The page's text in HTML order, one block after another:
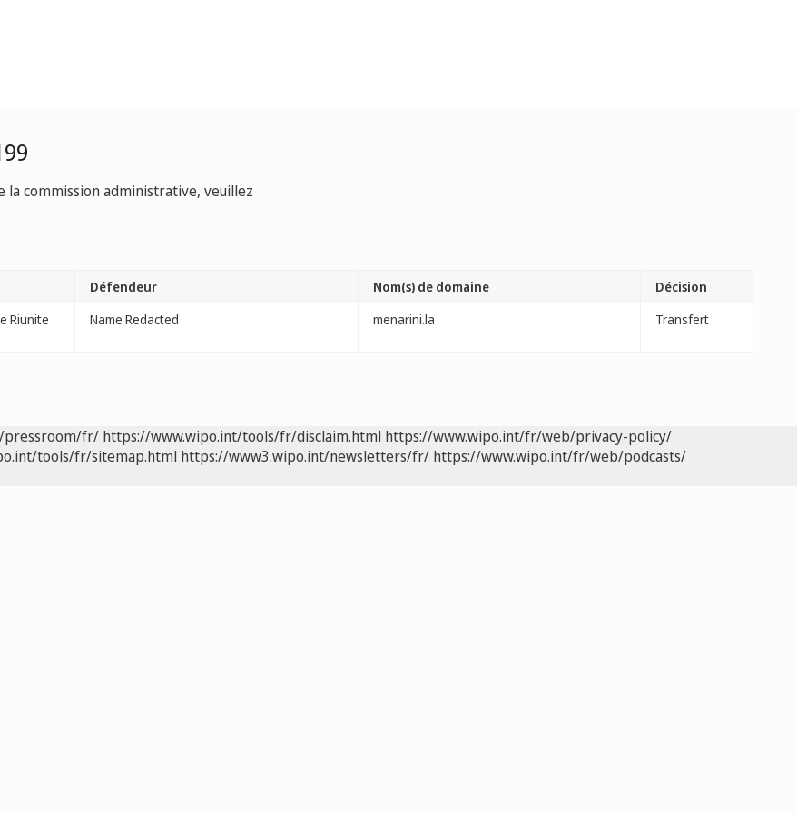
la commission administrative, veuillez
Défendeur Nom(s) de domaine
Décision
Riunite
Name Redacted menarini.la Transfert
pressroom/fr/ https://www.wipo.int/tools/fr/disclaim.html https://www.wipo.int/fr/web/privacy-policy/
tools/fr/sitemap.html https://www3.wipo.int/newsletters/fr/ https://www.wipo.int/fr/web/podcasts/